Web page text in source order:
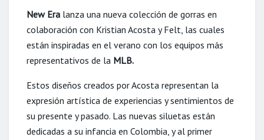
New Era lanza una nueva colección de gorras en
colaboración con Kristian Acosta y Felt, las cuales
están inspiradas en el verano con los equipos más
representativos de la MLB.
Estos diseños creados por Acosta representan la
expresión artística de experiencias y sentimientos de
su presente y pasado. Las nuevas siluetas están
dedicadas a su infancia en Colombia, y al primer